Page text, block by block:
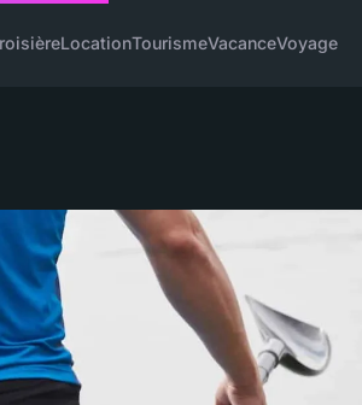
LocationTourismeVacanceVoyage